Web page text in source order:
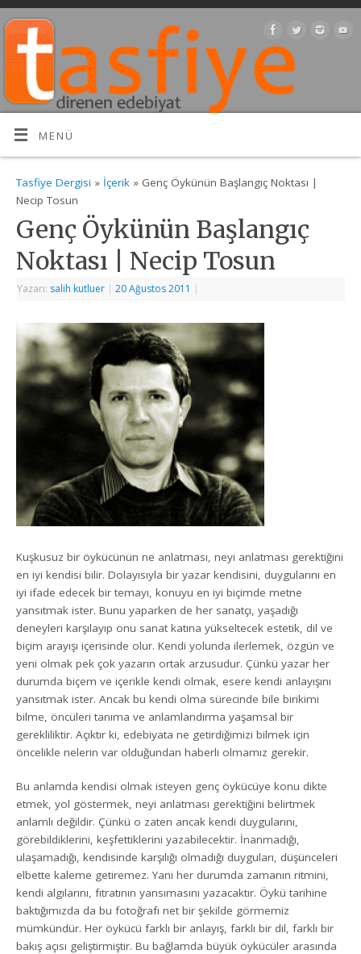
MENÜ
Tasfiye Dergisi » İçerik » Genç Öykünün Başlangıç Noktası |
Necip Tosun
Genç Öykünün Başlangıç
Noktası | Necip Tosun
Yazarı: salih kutluer | 20 Ağustos 2011 |
Kuşkusuz bir öykücünün ne anlatması, neyi anlatması gerektiğini
en iyi kendisi bilir. Dolayısıyla bir yazar kendisini, duygularını en
iyi ifade edecek bir temayı, konuyu en iyi biçimde metne
yansıtmak ister. Bunu yaparken de her sanatçı, yaşadığı
deneyleri karşılayıp onu sanat katına yükseltecek estetik, dil ve
biçim arayışı içerisinde olur. Kendi yolunda ilerlemek, özgün ve
yeni olmak pek çok yazarın ortak arzusudur. Çünkü yazar her
durumda biçem ve içerikle kendi olmak, esere kendi anlayışını
yansıtmak ister. Ancak bu kendi olma sürecinde bile birikimi
bilme, öncüleri tanıma ve anlamlandırma yaşamsal bir
gerekliliktir. Açıktır ki, edebiyata ne getirdiğimizi bilmek için
öncelikle nelerin var olduğundan haberli olmamız gerekir.
Bu anlamda kendisi olmak isteyen genç öykücüye konu dikte
etmek, yol göstermek, neyi anlatması gerektiğini belirtmek
anlamlı değildir. Çünkü o zaten ancak kendi duygularını,
görebildiklerini, keşfettiklerini yazabilecektir. İnanmadığı,
ulaşamadığı, kendisinde karşılığı olmadığı duyguları, düşünceleri
elbette kaleme getiremez. Yani her durumda zamanın ritmini,
kendi algılarını, fıtratının yansımasını yazacaktır. Öykü tarihine
baktığımızda da bu fotoğrafı net bir şekilde görmemiz
mümkündür. Her öykücü farklı bir anlayış, farklı bir dil, farklı bir
bakış açısı geliştirmiştir. Bu bağlamda büyük öykücüler arasında